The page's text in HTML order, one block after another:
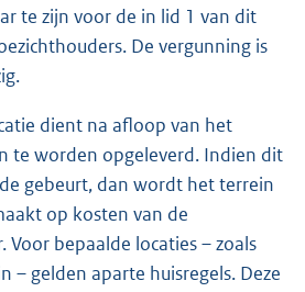
te zijn voor de in lid 1 van dit
De vergunning is
dient na afloop van het
te worden opgeleverd. Indien dit
gebeurt, dan wordt het terrein
op kosten van de
Voor bepaalde locaties – zoals
– gelden aparte huisregels. Deze